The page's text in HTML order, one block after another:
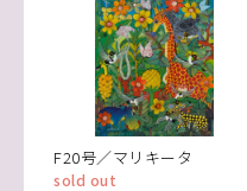
F20号／マリキータ
sold out